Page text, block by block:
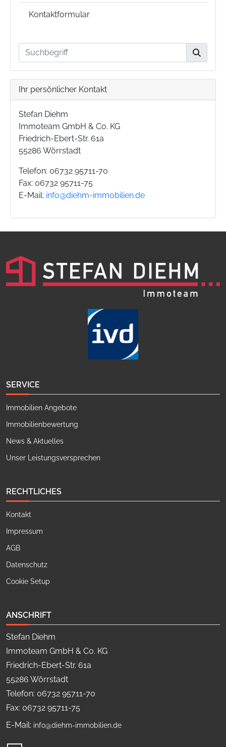
Kontaktformular
Ihr persönlicher Kontakt
Stefan Diehm
Immoteam GmbH & Co. KG
Friedrich-Ebert-Str. 61a
55286 Wörrstadt
Telefon: 06732 95711-70
Fax: 06732 95711-75
E-Mail: info@diehm-immobilien.de
SERVICE
Immobilien Angebote
Immobilienbewertung
News & Aktuelles
Unser Leistungsversprechen
RECHTLICHES
Kontakt
Impressum
AGB
Datenschutz
Cookie Setup
ANSCHRIFT
Stefan Diehm
Immoteam GmbH & Co. KG
Friedrich-Ebert-Str. 61a
55286 Wörrstadt
Telefon: 06732 95711-70
Fax: 06732 95711-75
E-Mail: info@diehm-immobilien.de